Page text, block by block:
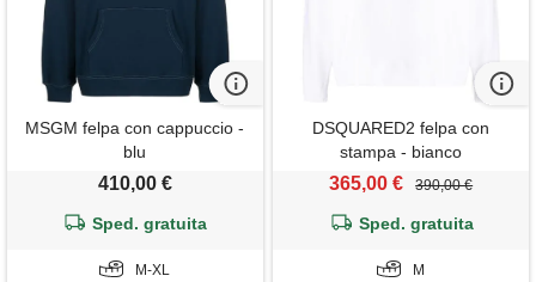
MSGM felpa con cappuccio -
blu
410,00 €
Sped. gratuita
M-XL
DSQUARED2 felpa con
stampa - bianco
365,00 € 390,00 €
Sped. gratuita
M